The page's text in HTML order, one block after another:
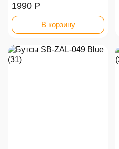
1990 Р
В корзину